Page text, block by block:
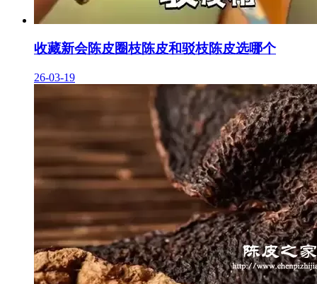
收藏新会陈皮圈枝陈皮和驳枝陈皮选哪个
26-03-19